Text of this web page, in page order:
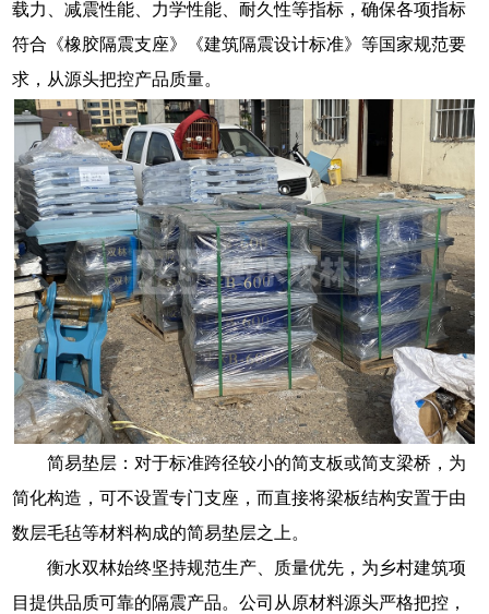
载力、减震性能、力学性能、耐久性等指标，确保各项指标
符合《橡胶隔震支座》《建筑隔震设计标准》等国家规范要
求，从源头把控产品质量。
简易垫层：对于标准跨径较小的简支板或简支梁桥，为
简化构造，可不设置专门支座，而直接将梁板结构安置于由
数层毛毡等材料构成的简易垫层之上。
衡水双林始终坚持规范生产、质量优先，为乡村建筑项
目提供品质可靠的隔震产品。公司从原材料源头严格把控，